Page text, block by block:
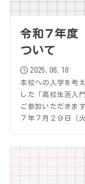
令和７年度
ついて
2025.06.18
本校への入学を考
した「高校生活入
ご参加いただき
７年７月２９日（